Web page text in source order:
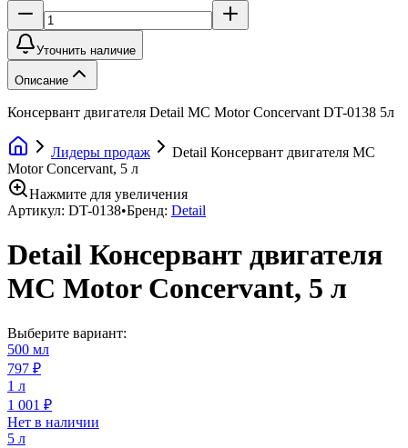
Уточнить наличие
Описание
Консервант двигателя Detail MC Motor Concervant DT-0138 5л
Лидеры продаж
Detail Консервант двигателя MC
Motor Concervant, 5 л
Нажмите для увеличения
Артикул: DT-0138•Бренд: Detail
Detail Консервант двигателя
MC Motor Concervant, 5 л
Выберите вариант:
500 мл
797 ₽
1 л
1 001 ₽
Нет в наличии
5 л